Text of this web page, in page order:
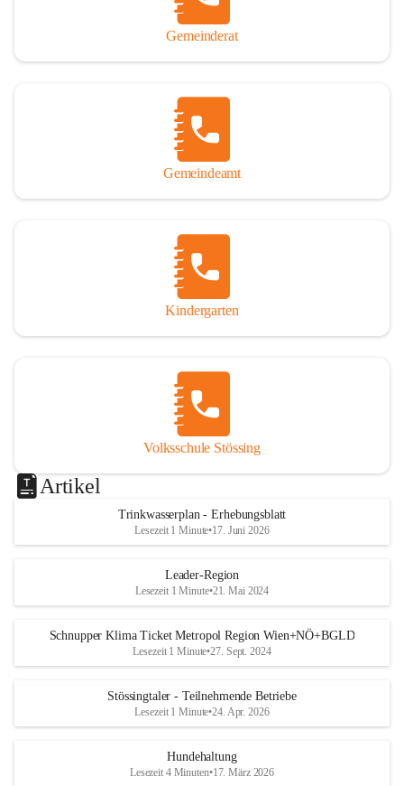
Gemeinderat
Gemeindeamt
Kindergarten
Volksschule Stössing
Artikel
Trinkwasserplan - Erhebungsblatt
Lesezeit 1 Minute•17. Juni 2026
Leader-Region
Lesezeit 1 Minute•21. Mai 2024
Schnupper Klima Ticket Metropol Region Wien+NÖ+BGLD
Lesezeit 1 Minute•27. Sept. 2024
Stössingtaler - Teilnehmende Betriebe
Lesezeit 1 Minute•24. Apr. 2026
Hundehaltung
Lesezeit 4 Minuten•17. März 2026